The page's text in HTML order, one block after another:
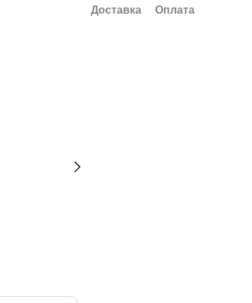
Доставка Оплата